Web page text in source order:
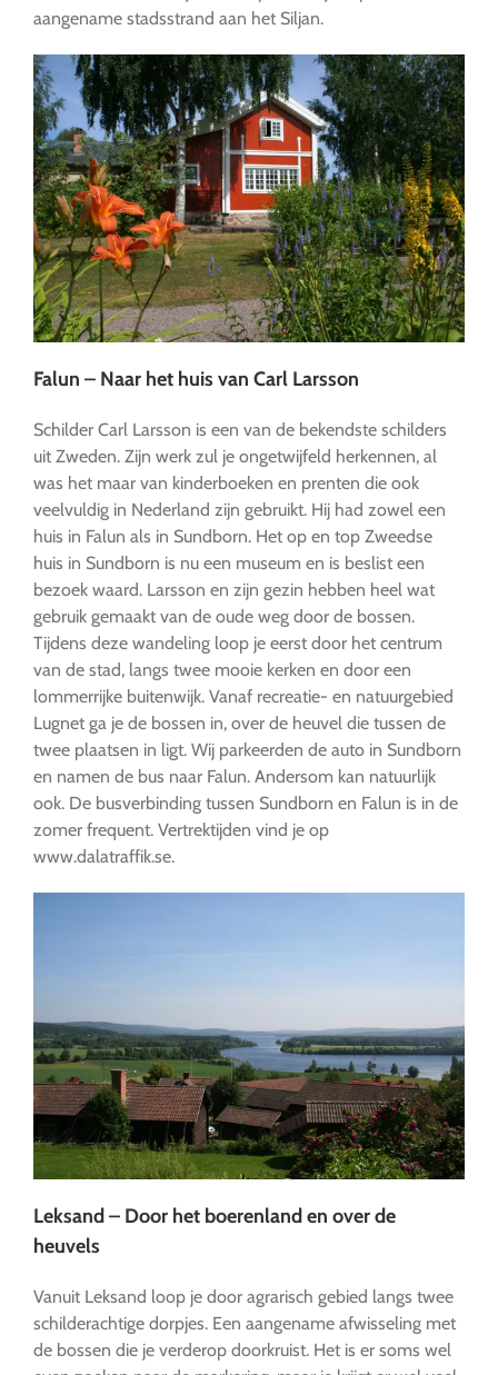
aangename stadsstrand aan het Siljan.
Falun – Naar het huis van Carl Larsson
Schilder Carl Larsson is een van de bekendste schilders
uit Zweden. Zijn werk zul je ongetwijfeld herkennen, al
was het maar van kinderboeken en prenten die ook
veelvuldig in Nederland zijn gebruikt. Hij had zowel een
huis in Falun als in Sundborn. Het op en top Zweedse
huis in Sundborn is nu een museum en is beslist een
bezoek waard. Larsson en zijn gezin hebben heel wat
gebruik gemaakt van de oude weg door de bossen.
Tijdens deze wandeling loop je eerst door het centrum
van de stad, langs twee mooie kerken en door een
lommerrijke buitenwijk. Vanaf recreatie- en natuurgebied
Lugnet ga je de bossen in, over de heuvel die tussen de
twee plaatsen in ligt. Wij parkeerden de auto in Sundborn
en namen de bus naar Falun. Andersom kan natuurlijk
ook. De busverbinding tussen Sundborn en Falun is in de
zomer frequent. Vertrektijden vind je op
www.dalatraffik.se.
Leksand – Door het boerenland en over de
heuvels
Vanuit Leksand loop je door agrarisch gebied langs twee
schilderachtige dorpjes. Een aangename afwisseling met
de bossen die je verderop doorkruist. Het is er soms wel